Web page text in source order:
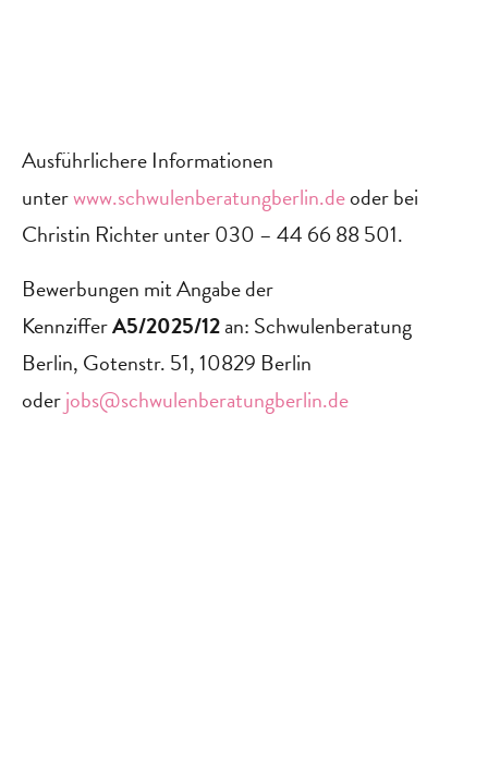
Ausführlichere Informationen
unterwww.schwulenberatungberlin.deoder bei
Christin Richter unter 030 – 44 66 88 501.
Bewerbungen mit Angabe der
KennzifferA5/2025/12an: Schwulenberatung
Berlin, Gotenstr. 51, 10829 Berlin
oderjobs@schwulenberatungberlin.de